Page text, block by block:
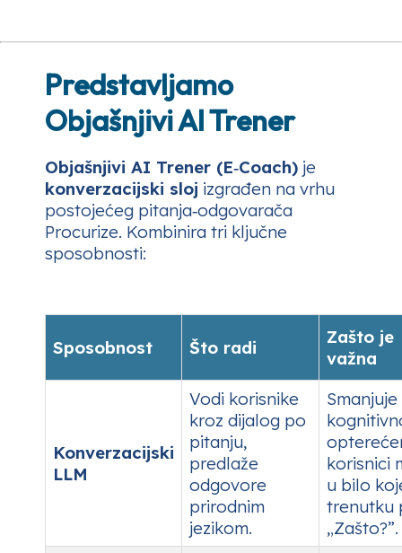
Predstavljamo
Objašnjivi AI Trener
Objašnjivi AI Trener (E‑Coach) je
konverzacijski sloj izgrađen na vrhu
postojećeg pitanja‑odgovarača
Procurize. Kombinira tri ključne
sposobnosti:
Sposobnost Što radi
Zašto je
važna
Konverzacijski
LLM
Vodi korisnike
kroz dijalog po
pitanju,
predlaže
odgovore
prirodnim
jezikom.
Smanjuje
korisnici
u bilo
trenutku
„Zašto?”.